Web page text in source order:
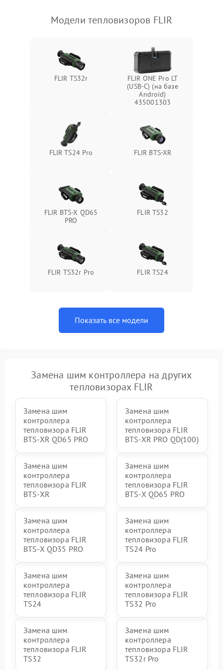
Модели тепловизоров FLIR
FLIR TS32r
FLIR ONE Pro LT
(USB-C) (на базе
Android)
435001303
FLIR TS24 Pro FLIR BTS-XR
FLIR BTS-X QD65
PRO
FLIR TS32
FLIR TS32r Pro FLIR TS24
Показать все модели
Замена шим контроллера на других
тепловизорах FLIR
Замена шим
контроллера
тепловизора FLIR
BTS-XR QD65 PRO
Замена шим
контроллера
тепловизора FLIR
BTS-XR PRO QD(100)
Замена шим
контроллера
тепловизора FLIR
BTS-XR
Замена шим
контроллера
тепловизора FLIR
BTS-X QD65 PRO
Замена шим
контроллера
тепловизора FLIR
BTS-X QD35 PRO
Замена шим
контроллера
тепловизора FLIR
TS24 Pro
Замена шим
контроллера
тепловизора FLIR
TS24
Замена шим
контроллера
тепловизора FLIR
TS32 Pro
Замена шим
контроллера
тепловизора FLIR
TS32
Замена шим
контроллера
тепловизора FLIR
TS32r Pro